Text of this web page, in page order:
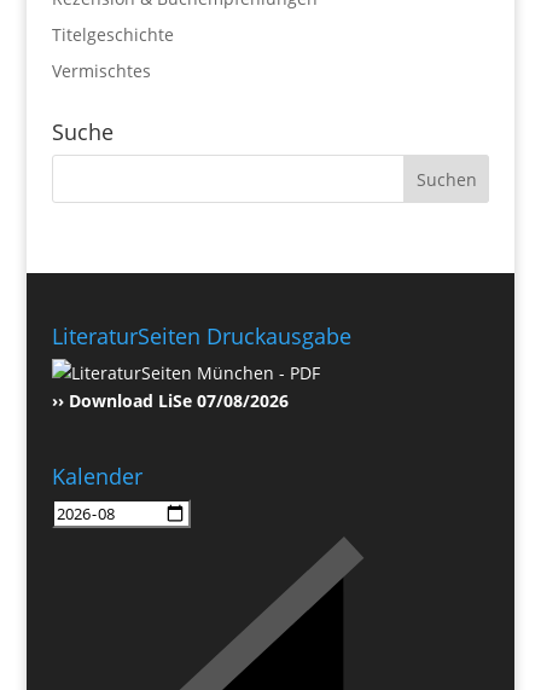
Titelgeschichte
Vermischtes
Suche
LiteraturSeiten Druckausgabe
›› Download LiSe 07/08/2026
Kalender